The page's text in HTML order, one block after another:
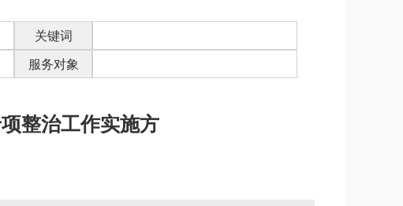
关键词
服务对象
整治工作实施方